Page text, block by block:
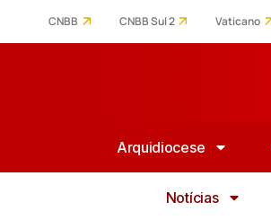
CNBB CNBB Sul 2 Vaticano
Arquidiocese
Notícias